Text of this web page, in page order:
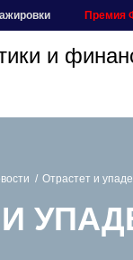
Премия
Отрастет и